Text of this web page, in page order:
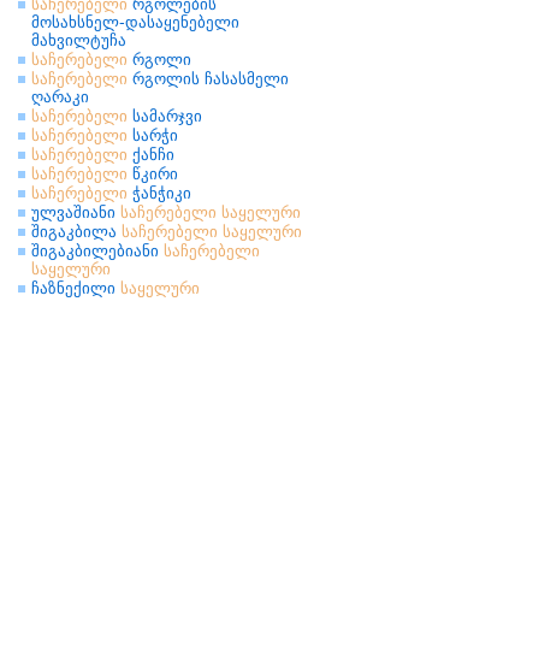
საჩერებელი რგოლების
მოსახსნელ-დასაყენებელი
მახვილტუჩა
საჩერებელი რგოლი
საჩერებელი რგოლის ჩასასმელი
ღარაკი
საჩერებელი სამარჯვი
საჩერებელი სარჭი
საჩერებელი ქანჩი
საჩერებელი წკირი
საჩერებელი ჭანჭიკი
ულვაშიანი საჩერებელი საყელური
შიგაკბილა საჩერებელი საყელური
შიგაკბილებიანი საჩერებელი
საყელური
ჩაზნექილი საყელური